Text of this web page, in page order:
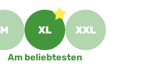
M XL XXL
Am beliebtesten